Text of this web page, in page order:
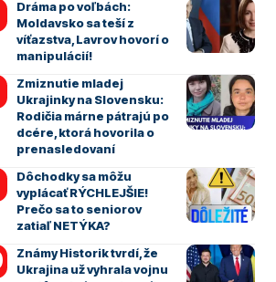
Dráma po voľbách:
Moldavsko sa teší z
víťazstva, Lavrov hovorí o
manipulácií!
Zmiznutie mladej
Ukrajinky na Slovensku:
Rodičia márne pátrajú po
dcére, ktorá hovorila o
prenasledovaní
Dôchodky sa môžu
vyplácať RÝCHLEJŠIE!
Prečo sa to seniorov
zatiaľ NETÝKA?
Známy Historik tvrdí, že
Ukrajina už vyhrala vojnu